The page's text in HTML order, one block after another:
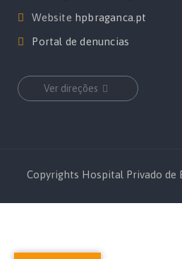
Website hpbraganca.pt
Portal de denuncias
Ver direções
Copyrights Hospital Privado de